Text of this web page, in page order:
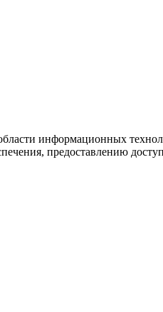
информационных
предоставлению